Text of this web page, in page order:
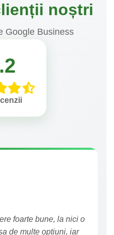
noștri
Google Business
foarte bune, la nici o
de multe optiuni, iar